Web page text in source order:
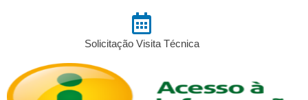
Solicitação Visita Técnica